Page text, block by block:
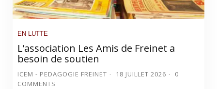
EN LUTTE
L’association Les Amis de Freinet a
besoin de soutien
ICEM - PEDAGOGIE FREINET 18 JUILLET 2026
0
COMMENTS